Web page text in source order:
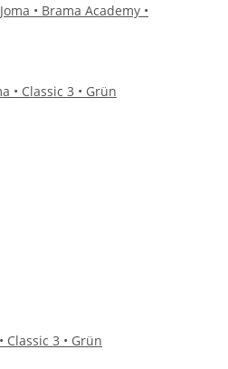
• Brama Academy •
Classic 3 • Grün